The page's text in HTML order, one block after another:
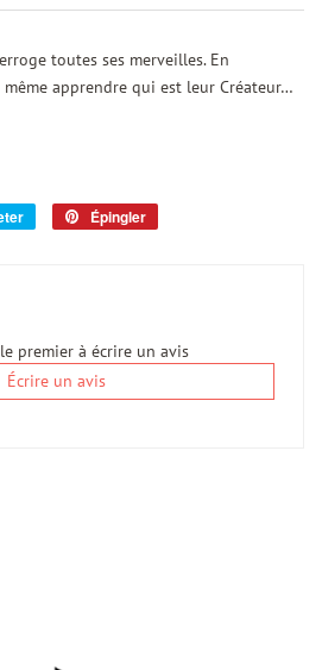
toutes ses merveilles. En
apprendre qui est leur Créateur…
Tweeter
Épingler
premier à écrire un avis
Écrire un avis